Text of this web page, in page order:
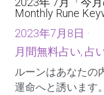
2023年 7月「今
2023年7月8日·